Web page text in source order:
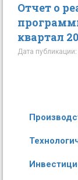
Отчет о
квартал
Дата публикации: